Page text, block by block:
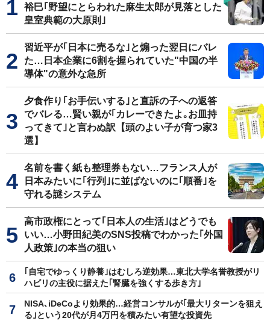
裕巳｢野望にとらわれた麻生太郎が見落とした
皇室典範の大原則｣
習近平が｢日本に売るな｣と煽った翌日にバレ
た…日本企業に6割を握られていた"中国の半
導体"の意外な急所
夕食作り｢お手伝いする｣と直訴の子への返答
でバレる…賢い親が｢カレーできたよ｡お皿持
ってきて｣と言わぬ訳【頭のよい子が育つ家3
選】
名前を書く紙も整理券もない…フランス人が
日本みたいに｢行列｣に並ばないのに｢順番｣を
守れる謎システム
高市政権にとって｢日本人の生活｣はどうでも
いい…小野田紀美のSNS投稿でわかった｢外国
人政策｣の本当の狙い
｢自宅でゆっくり静養｣はむしろ逆効果…東北大学名誉教授がリ
ハビリの主役に据えた｢腎臓を強くする歩き方｣
NISA､iDeCoより効果的…経営コンサルが｢最大リターンを狙え
る｣という20代が月4万円を積みたい有望な投資先